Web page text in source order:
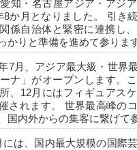
知・名古屋アジア・アジ
8か月となりました。 引き
係自治体と緊密に連携し
かりと準備を進めて参りま
7月、アジア最大級・世界
ナ」がオープンします。
、12月にはフィギュアス
されます。 世界最高峰の
国内外からの集客に繋げて
には、国内最大規模の国際